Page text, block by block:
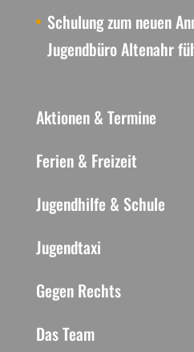
Schulung zum neuen
Jugendbüro Altenahr
Aktionen & Termine
Ferien & Freizeit
Jugendhilfe & Schule
Jugendtaxi
Gegen Rechts
Das Team